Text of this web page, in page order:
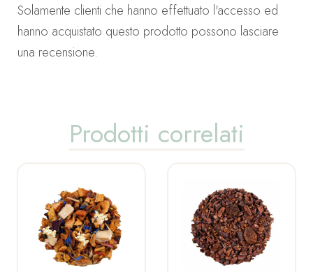
Solamente clienti che hanno effettuato l'accesso ed
hanno acquistato questo prodotto possono lasciare
una recensione.
Prodotti correlati